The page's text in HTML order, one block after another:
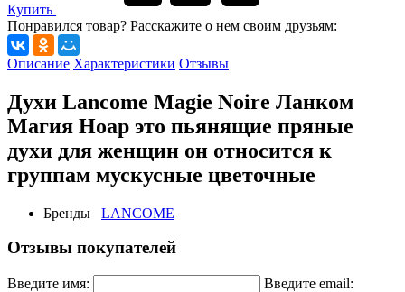
Купить
Понравился товар? Расскажите о нем своим друзьям:
Описание Характеристики Отзывы
Духи Lancome Magie Noire Ланком
Магия Ноар это пьянящие пряные
духи для женщин он относится к
группам мускусные цветочные
Бренды LANCOME
Отзывы покупателей
Введите имя:
Введите email: